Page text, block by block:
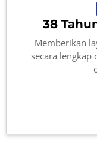
38
Memberikan
secara lengkap